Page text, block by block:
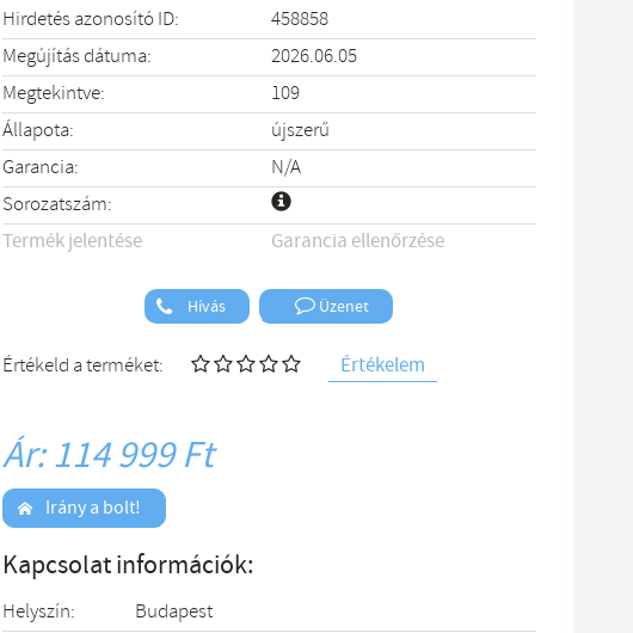
Hirdetés azonosító ID:
458858
Megújítás dátuma:
2026.06.05
Megtekintve:
109
Állapota:
újszerű
Garancia:
N/A
Sorozatszám:
Termék jelentése
Garancia ellenőrzése
Hívás Üzenet
Értékeld a terméket: Értékelem
Ár: 114 999 Ft
Irány a bolt!
Kapcsolat információk:
Helyszín:
Budapest